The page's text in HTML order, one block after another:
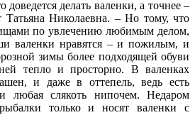
доведется делать валенки, а точнее –
Татьяна Николаевна. – Но тому, что
по увлечению любимым делом,
валенки нравятся – и пожилым, и
зимы более подходящей обуви
тепло и просторно. В валенках
и даже в оттепель, ведь есть
слякоть нипочем. Недаром
только и носят валенки с